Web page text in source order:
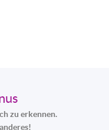
zu erkennen.